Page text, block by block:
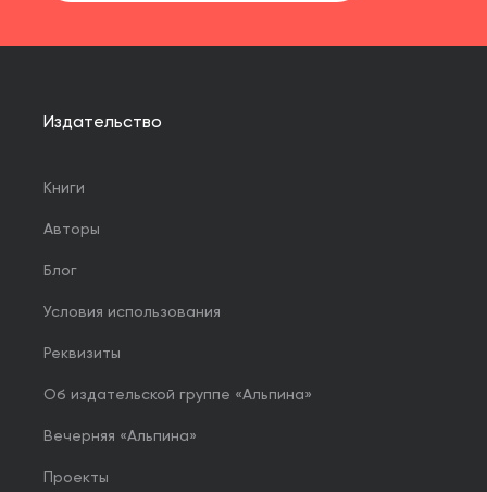
Издательство
Книги
Авторы
Блог
Условия использования
Реквизиты
Об издательской группе «Альпина»
Вечерняя «Альпина»
Проекты